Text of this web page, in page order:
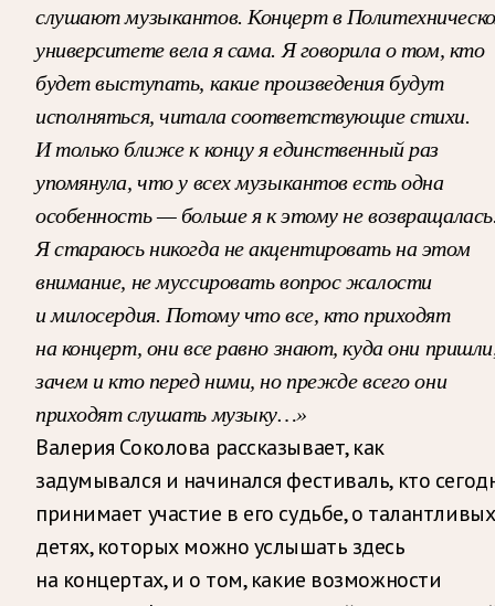
слушают музыкантов. Концерт в
университете вела я сама. Я говорила о том, кто
будет выступать, какие произведения будут
исполняться, читала соответствующие стихи.
И только ближе к концу я единственный раз
упомянула, что у всех музыкантов есть одна
особенность — больше я к этому не
Я стараюсь никогда не акцентировать на этом
внимание, не муссировать вопрос жалости
и милосердия. Потому что все, кто приходят
на концерт, они все равно знают, куда они
зачем и кто перед ними, но прежде всего они
приходят слушать музыку…»
Валерия Соколова рассказывает, как
задумывался и начинался фестиваль, кто
принимает участие в его судьбе, о талантливых
детях, которых можно услышать здесь
на концертах, и о том, какие возможности